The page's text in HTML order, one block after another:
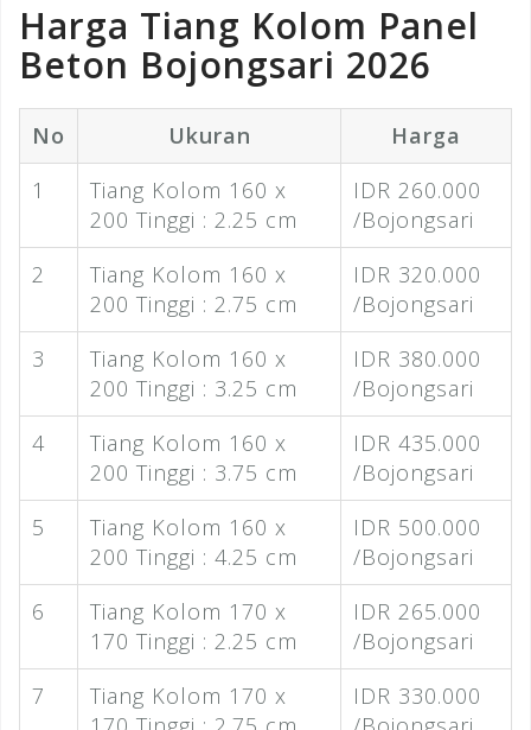
Harga Tiang Kolom Panel
Beton Bojongsari 2026
No Ukuran
Harga
1
Tiang Kolom 160 x
200 Tinggi : 2.25 cm
IDR 260.000
/Bojongsari
2
Tiang Kolom 160 x
200 Tinggi : 2.75 cm
IDR 320.000
/Bojongsari
3
Tiang Kolom 160 x
200 Tinggi : 3.25 cm
IDR 380.000
/Bojongsari
4
Tiang Kolom 160 x
200 Tinggi : 3.75 cm
IDR 435.000
/Bojongsari
5
Tiang Kolom 160 x
200 Tinggi : 4.25 cm
IDR 500.000
/Bojongsari
6
Tiang Kolom 170 x
170 Tinggi : 2.25 cm
IDR 265.000
/Bojongsari
7
Tiang Kolom 170 x
IDR 330.000